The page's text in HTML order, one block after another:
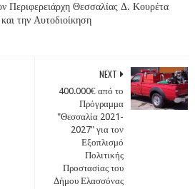
Περιφερειάρχη Θεσσαλίας Δ. Κουρέτα
την Αυτοδιοίκηση
NEXT
400.000€ από το
Πρόγραμμα
"Θεσσαλία 2021-
2027" για τον
Εξοπλισμό
Πολιτικής
Προστασίας του
Δήμου Ελασσόνας